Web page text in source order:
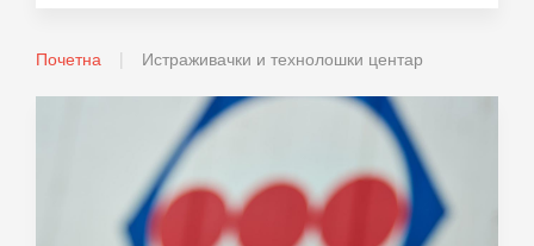
Почетна Истраживачки и технолошки центар